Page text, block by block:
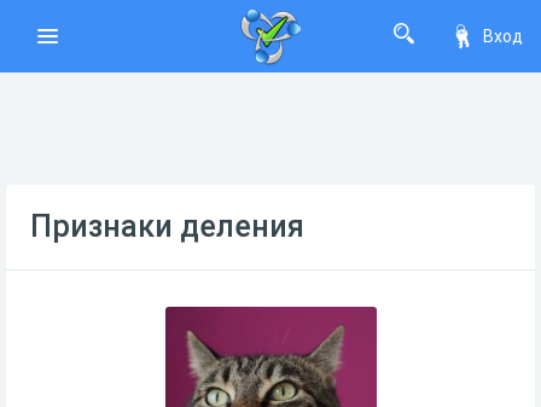
Вход
Признаки деления